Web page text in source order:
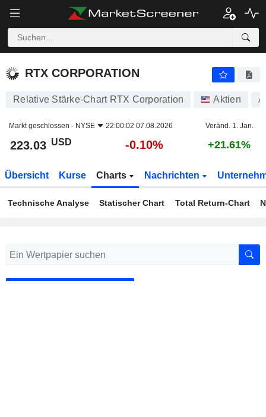
RTX CORPORATION
RTX CORPORATION
Relative Stärke-Chart RTX Corporation Aktien
Markt geschlossen - NYSE 22:00:02 07.08.2026 Veränd. 1. Jan.
223.03 USD -0.10% +21.61%
Übersicht Kurse Charts Nachrichten
Technische Analyse Statischer Chart Total Return-Chart